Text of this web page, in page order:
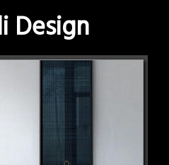
Design